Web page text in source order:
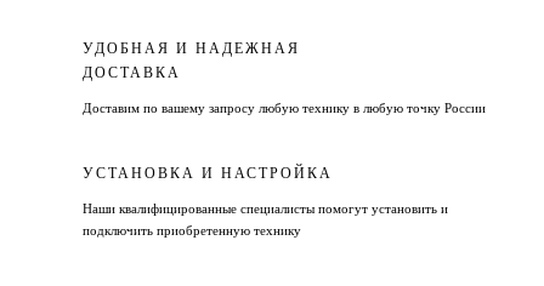
УДОБНАЯ И НАДЕЖНАЯ
ДОСТАВКА
Доставим по вашему запросу любую технику в любую точку России
УСТАНОВКА И НАСТРОЙКА
Наши квалифицированные специалисты помогут установить и
подключить приобретенную технику